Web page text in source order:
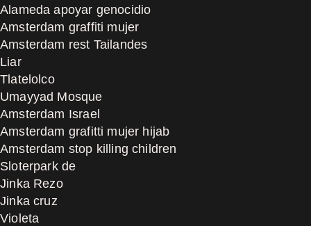
Alameda apoyar genocidio
Amsterdam graffiti mujer
Amsterdam rest Tailandes
Liar
Tlatelolco
Umayyad Mosque
Amsterdam Israel
Amsterdam grafitti mujer hijab
Amsterdam stop killing children
Sloterpark de
Jinka Rezo
Jinka cruz
Violeta